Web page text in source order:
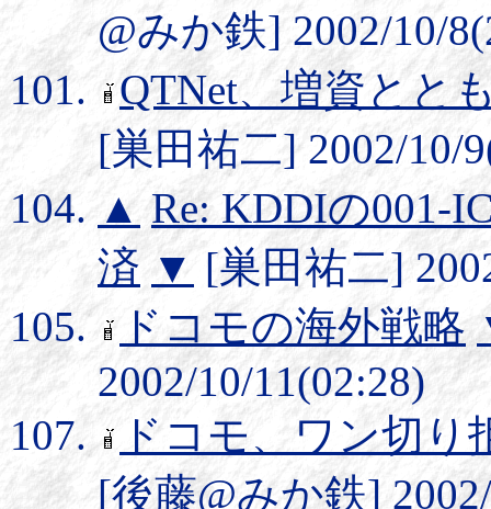
@みか鉄] 2002/10/
QTNet、増資とと
[巣田祐二] 2002/10/
▲ Re: KDDIの001-
済 ▼ [巣田祐二]
ドコモの海外戦略
2002/10/11(02:28)
ドコモ、ワン切り
[後藤@みか鉄]